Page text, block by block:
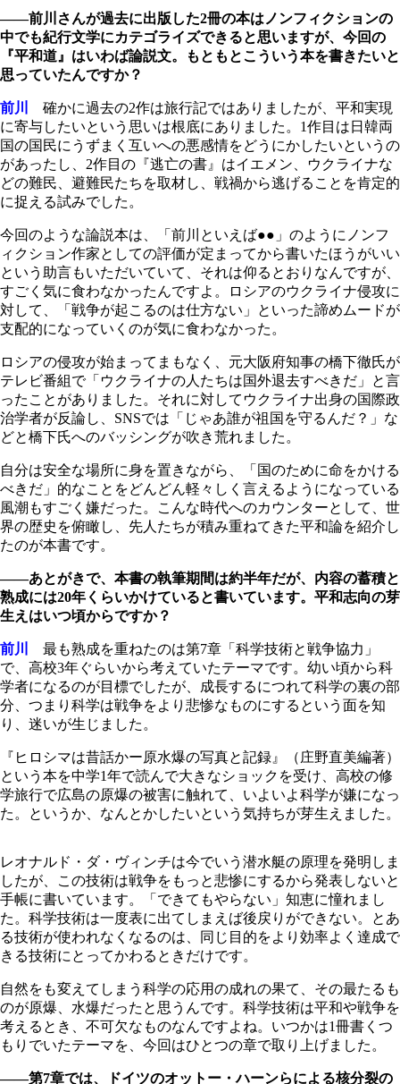
――前川さんが過去に出版した2冊の本はノンフィクションの
中でも紀行文学にカテゴライズできると思いますが、今回の
『平和道』はいわば論説文。もともとこういう本を書きたいと
思っていたんですか？
前川
確かに過去の2作は旅行記ではありましたが、平和実現
に寄与したいという思いは根底にありました。1作目は日韓両
国の国民にうずまく互いへの悪感情をどうにかしたいというの
があったし、2作目の『逃亡の書』はイエメン、ウクライナな
どの難民、避難民たちを取材し、戦禍から逃げることを肯定的
に捉える試みでした。
今回のような論説本は、「前川といえば●●」のようにノンフ
ィクション作家としての評価が定まってから書いたほうがいい
という助言もいただいていて、それは仰るとおりなんですが、
すごく気に食わなかったんですよ。ロシアのウクライナ侵攻に
対して、「戦争が起こるのは仕方ない」といった諦めムードが
支配的になっていくのが気に食わなかった。
ロシアの侵攻が始まってまもなく、元大阪府知事の橋下徹氏が
テレビ番組で「ウクライナの人たちは国外退去すべきだ」と言
ったことがありました。それに対してウクライナ出身の国際政
治学者が反論し、SNSでは「じゃあ誰が祖国を守るんだ？」な
どと橋下氏へのバッシングが吹き荒れました。
自分は安全な場所に身を置きながら、「国のために命をかける
べきだ」的なことをどんどん軽々しく言えるようになっている
風潮もすごく嫌だった。こんな時代へのカウンターとして、世
界の歴史を俯瞰し、先人たちが積み重ねてきた平和論を紹介し
たのが本書です。
――あとがきで、本書の執筆期間は約半年だが、内容の蓄積と
熟成には20年くらいかけていると書いています。平和志向の芽
生えはいつ頃からですか？
前川
最も熟成を重ねたのは第7章「科学技術と戦争協力」
で、高校3年ぐらいから考えていたテーマです。幼い頃から科
学者になるのが目標でしたが、成長するにつれて科学の裏の部
分、つまり科学は戦争をより悲惨なものにするという面を知
り、迷いが生じました。
『ヒロシマは昔話かー原水爆の写真と記録』（庄野直美編著）
という本を中学1年で読んで大きなショックを受け、高校の修
学旅行で広島の原爆の被害に触れて、いよいよ科学が嫌になっ
た。というか、なんとかしたいという気持ちが芽生えました。
レオナルド・ダ・ヴィンチは今でいう潜水艇の原理を発明しま
したが、この技術は戦争をもっと悲惨にするから発表しないと
手帳に書いています。「できてもやらない」知恵に憧れまし
た。科学技術は一度表に出てしまえば後戻りができない。とあ
る技術が使われなくなるのは、同じ目的をより効率よく達成で
きる技術にとってかわるときだけです。
自然をも変えてしまう科学の応用の成れの果て、その最たるも
のが原爆、水爆だったと思うんです。科学技術は平和や戦争を
考えるとき、不可欠なものなんですよね。いつかは1冊書くつ
もりでいたテーマを、今回はひとつの章で取り上げました。
――第7章では、ドイツのオットー・ハーンらによる核分裂の